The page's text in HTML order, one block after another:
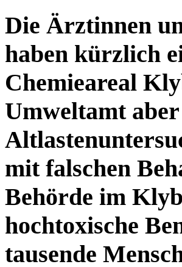
Die Ärztinnen
haben kürzlich
Chemieareal
Umweltamt
mit falschen
Behörde im
hochtoxische
tausende